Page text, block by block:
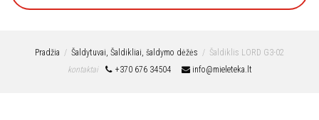
Pradžia Šaldytuvai, Šaldikliai, šaldymo dėžės
Šaldiklis LORD G3-02
kontaktai
+370 676 34504 info@mieleteka.lt